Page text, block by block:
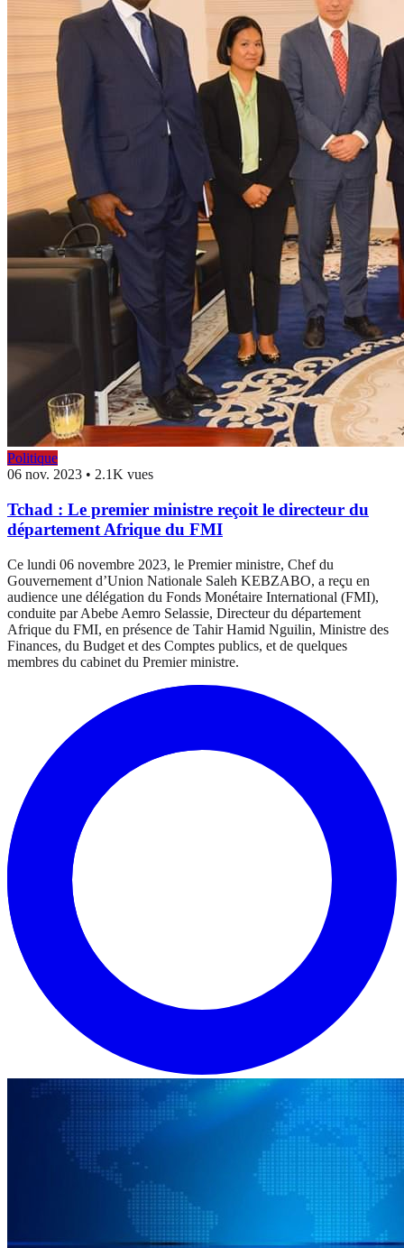
Politique
06 nov. 2023 • 2.1K vues
Tchad : Le premier ministre reçoit le directeur du
département Afrique du FMI
Ce lundi 06 novembre 2023, le Premier ministre, Chef du
Gouvernement d’Union Nationale Saleh KEBZABO, a reçu en
audience une délégation du Fonds Monétaire International (FMI),
conduite par Abebe Aemro Selassie, Directeur du département
Afrique du FMI, en présence de Tahir Hamid Nguilin, Ministre des
Finances, du Budget et des Comptes publics, et de quelques
membres du cabinet du Premier ministre.